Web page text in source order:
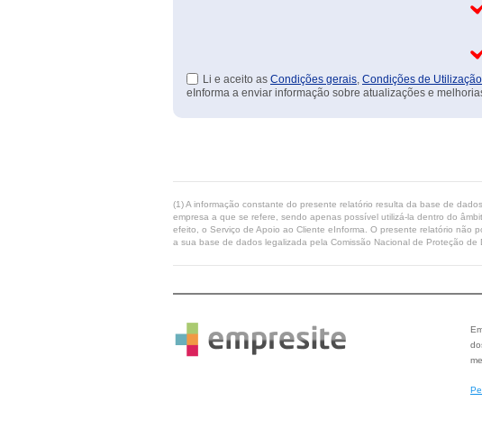
Li e aceito as Condições gerais, Condições de Utilização
eInforma a enviar informação sobre atualizações e
(1) A informação constante do presente relatório resulta da base de
empresa a que se refere, sendo apenas possível utilizá-la dentro do
efeito, o Serviço de Apoio ao Cliente eInforma. O presente relatório não
a sua base de dados legalizada pela Comissão Nacional de Proteção de